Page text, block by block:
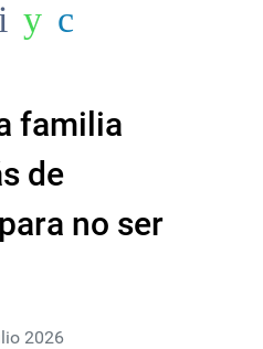
familia
de
no ser
2026